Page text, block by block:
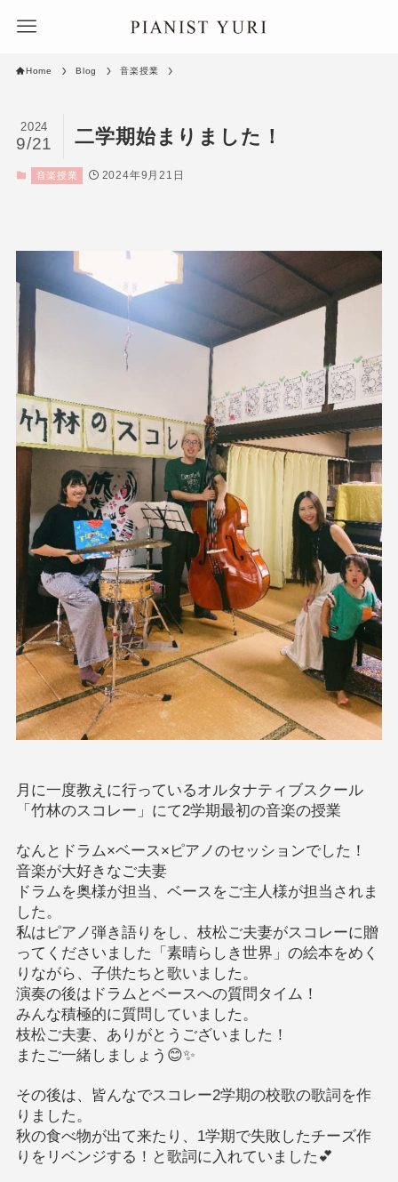
Home Blog 音楽授業
二学期始まりました！
2024
9/21
音楽授業 2024年9月21日
月に一度教えに行っているオルタナティブスクール
「竹林のスコレー」にて2学期最初の音楽の授業
なんとドラム×ベース×ピアノのセッションでした！
音楽が大好きなご夫妻
ドラムを奥様が担当、ベースをご主人様が担当されま
した。
私はピアノ弾き語りをし、枝松ご夫妻がスコレーに贈
ってくださいました「素晴らしき世界」の絵本をめく
りながら、子供たちと歌いました。
演奏の後はドラムとベースへの質問タイム！
みんな積極的に質問していました。
枝松ご夫妻、ありがとうございました！
またご一緒しましょう😊✨
その後は、皆んなでスコレー2学期の校歌の歌詞を作
りました。
秋の食べ物が出て来たり、1学期で失敗したチーズ作
りをリベンジする！と歌詞に入れていました💕